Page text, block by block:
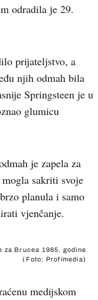
odradila je 29.
prijateljstvo, a
njih odmah bila
Springsteen je u
glumicu
je zapela za
sakriti svoje
planula i samo
vjenčanje.
za Brucea 1985. godine
(Foto: Profimedia)
medijskom